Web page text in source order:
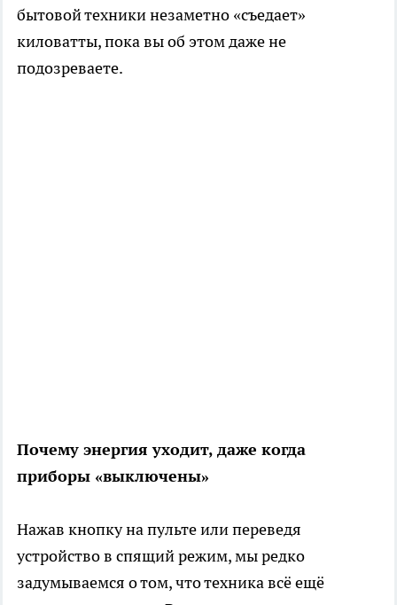
бытовой техники незаметно «съедает»
киловатты, пока вы об этом даже не
подозреваете.
Почему энергия уходит, даже когда
приборы «выключены»
Нажав кнопку на пульте или переведя
устройство в спящий режим, мы редко
задумываемся о том, что техника всё ещё